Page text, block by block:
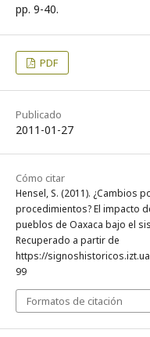
pp. 9-40.
PDF
Publicado
2011-01-27
Cómo citar
Hensel, S. (2011). ¿Cambios
procedimientos? El impacto
pueblos de Oaxaca bajo el
Recuperado a partir de
https://
99
Formatos de citación